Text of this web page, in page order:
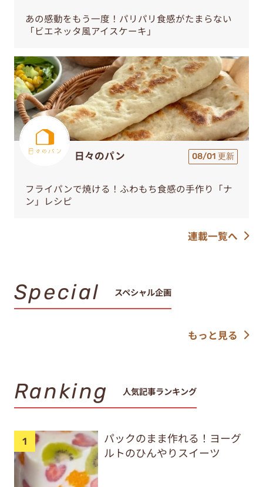
あの感動をもう一度！パリパリ食感がたまらない
「ビエネッタ風アイスケーキ」
日々のパン 08/01 更新
フライパンで焼ける！ふわもち食感の手作り「ナ
ン」レシピ
連載一覧へ
Special スペシャル企画
もっと見る
Ranking 人気記事ランキング
パックのまま作れる！ヨーグ
ルトのひんやりスイーツ